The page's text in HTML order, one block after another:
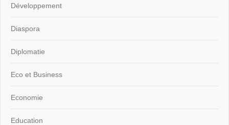
Développement
Diaspora
Diplomatie
Eco et Business
Economie
Education